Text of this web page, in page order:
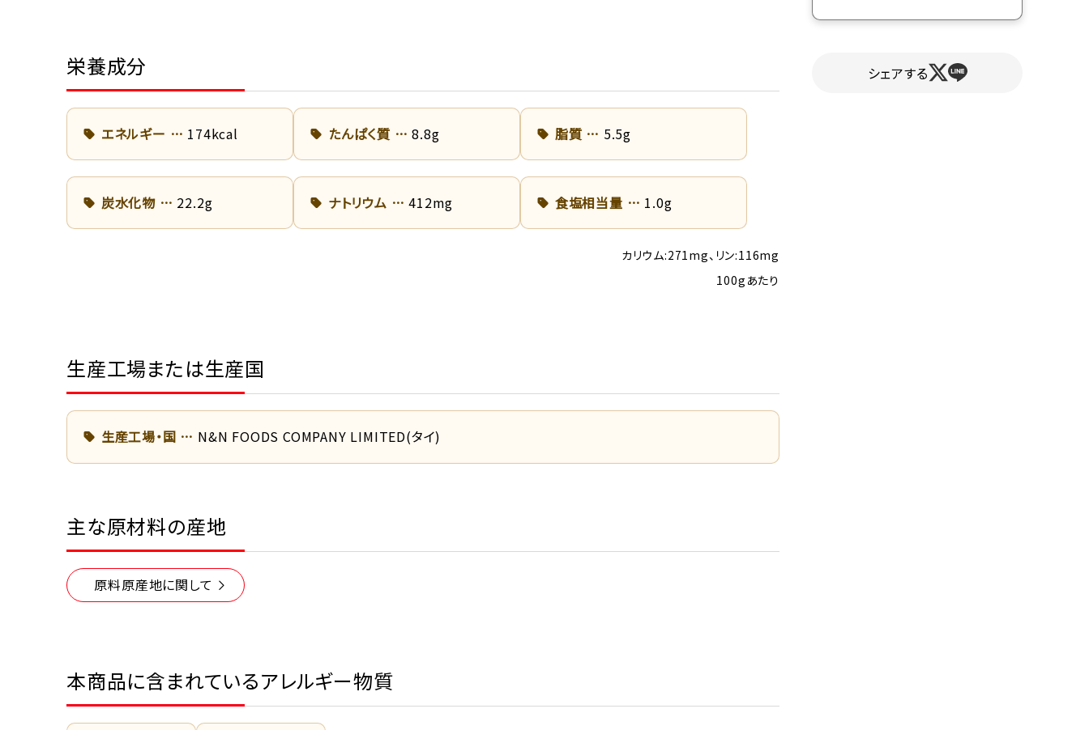
栄養成分
エネルギー 174kcal たんぱく質 8.8g 脂質 5.5g
炭水化物 22.2g ナトリウム 412mg 食塩相当量 1.0g
カリウム:271mg、リン:116mg
100gあたり
生産工場または生産国
生産工場・国 N&N FOODS COMPANY LIMITED(タイ)
主な原材料の産地
原料原産地に関して
本商品に含まれているアレルギー物質
シェアする